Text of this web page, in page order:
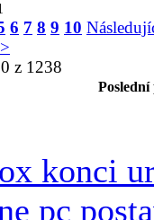
6 7 8 9 10
z 1238
konci
pc